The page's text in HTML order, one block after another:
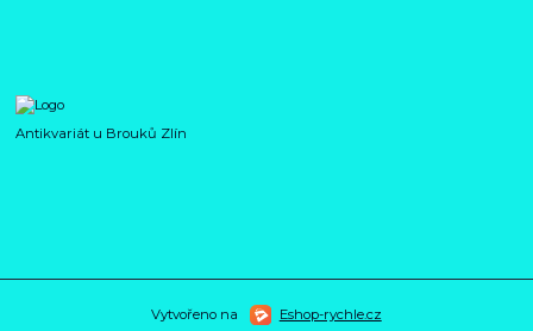
Antikvariát u Brouků Zlín
Vytvořeno na Eshop-rychle.cz